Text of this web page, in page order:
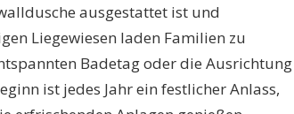
ausgestattet ist und
Liegewiesen laden Familien zu
Badetag oder die Ausrichtung
ist jedes Jahr ein festlicher Anlass,